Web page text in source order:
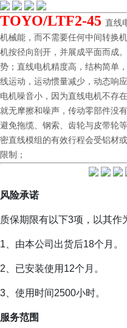
TOYO/LTF2-45 直线
机械能，而不需要任何中间转换
机按径向剖开，并展成平面而成
势；直线电机精度高，结构简单
线运动，运动惯量减少，动态响
电机噪音小，因为直线电机不存
就无摩擦和噪声，传动零部件没
避免拖缆、钢索、齿轮与皮带轮
密直线模组的有效行程会受铝材
限制；
风险承诺
质保期限有以下3项，以其作
1、由本公司出货后18个月。
2、已安装使用12个月。
3、使用时间2500小时。
服务范围